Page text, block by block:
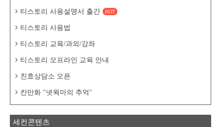
티스토리 사용설명서 출간 HOT
티스토리 사용법
티스토리 교육/과외/강좌
티스토리 오프라인 교육 안내
친효상담소 오픈
칸만화 "넷웍마의 추억"
세컨콘텐츠